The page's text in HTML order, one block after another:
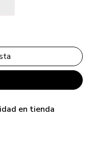
en tienda